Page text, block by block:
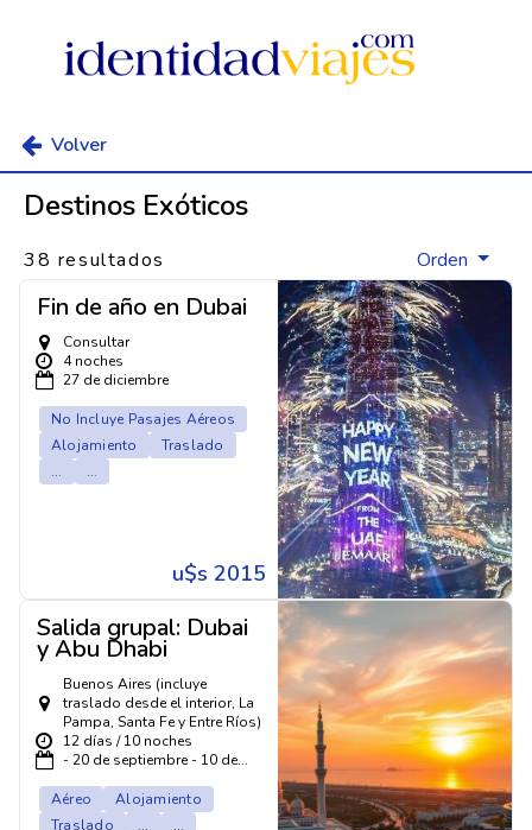
Volver
Destinos Exóticos
38 resultados Orden
Fin de año en Dubai
Consultar
4 noches
27 de diciembre
No Incluye Pasajes Aéreos
Alojamiento
Traslado
...
...
u$s 2015
Salida grupal: Dubai
y Abu Dhabi
Buenos Aires (incluye
traslado desde el interior, La
Pampa, Santa Fe y Entre Ríos)
12 días / 10 noches
- 20 de septiembre - 10 de...
Aéreo
Alojamiento
Traslado
... ...